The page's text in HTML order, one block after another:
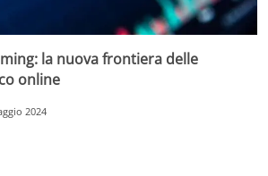
la nuova frontiera delle
online
2024